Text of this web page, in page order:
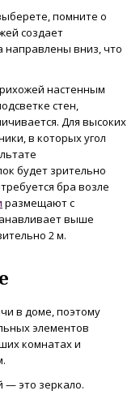
помните о
создает
направлены вниз, что
настенным
стен,
Для высоких
в которых угол
будет зрительно
бра возле
размещают с
выше
2 м.
в доме, поэтому
элементов
комнатах и
— это зеркало.